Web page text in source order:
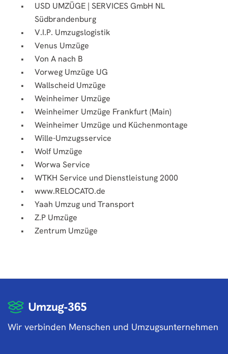
USD UMZÜGE | SERVICES GmbH NL
Südbrandenburg
V.I.P. Umzugslogistik
Venus Umzüge
Von A nach B
Vorweg Umzüge UG
Wallscheid Umzüge
Weinheimer Umzüge
Weinheimer Umzüge Frankfurt (Main)
Weinheimer Umzüge und Küchenmontage
Wille-Umzugsservice
Wolf Umzüge
Worwa Service
WTKH Service und Dienstleistung 2000
www.RELOCATO.de
Yaah Umzug und Transport
Z.P Umzüge
Zentrum Umzüge
Wir verbinden Menschen und Umzugsunternehmen